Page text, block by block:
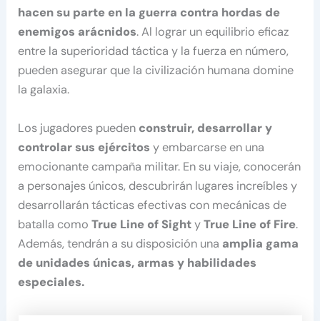
hacen su parte en la guerra contra hordas de
enemigos arácnidos. Al lograr un equilibrio eficaz
entre la superioridad táctica y la fuerza en número,
pueden asegurar que la civilización humana domine
la galaxia.
Los jugadores pueden construir, desarrollar y
controlar sus ejércitosy embarcarse en una
emocionante campaña militar. En su viaje, conocerán
a personajes únicos, descubrirán lugares increíbles y
desarrollarán tácticas efectivas con mecánicas de
batalla como True Line of SightyTrue Line of Fire.
Además, tendrán a su disposición una amplia gama
de unidades únicas, armas y habilidades
especiales.